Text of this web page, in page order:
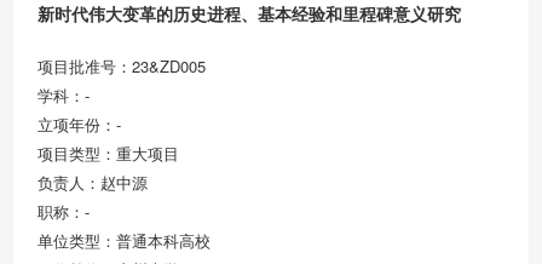
新时代伟大变革的历史进程、基本经验和里程碑意义研究
项目批准号：23&ZD005
学科：-
立项年份：-
项目类型：重大项目
负责人：赵中源
职称：-
单位类型：普通本科高校